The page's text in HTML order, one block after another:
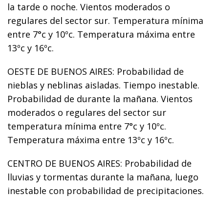
la tarde o noche. Vientos moderados o
regulares del sector sur. Temperatura mínima
entre 7°c y 10ºc. Temperatura máxima entre
13ºc y 16ºc.
OESTE DE BUENOS AIRES: Probabilidad de
nieblas y neblinas aisladas. Tiempo inestable.
Probabilidad de durante la mañana. Vientos
moderados o regulares del sector sur
temperatura mínima entre 7°c y 10ºc.
Temperatura máxima entre 13ºc y 16ºc.
CENTRO DE BUENOS AIRES: Probabilidad de
lluvias y tormentas durante la mañana, luego
inestable con probabilidad de precipitaciones.